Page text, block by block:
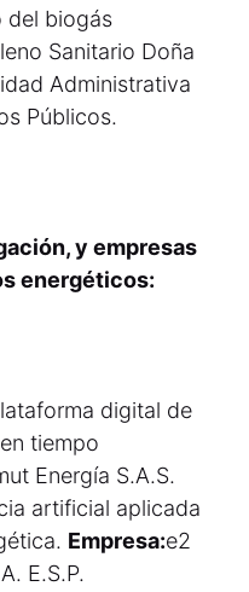
del biogás
Sanitario Doña
Administrativa
Públicos.
y empresas
energéticos:
digital de
tiempo
Energía S.A.S.
artificial aplicada
Empresa:e2
E.S.P.